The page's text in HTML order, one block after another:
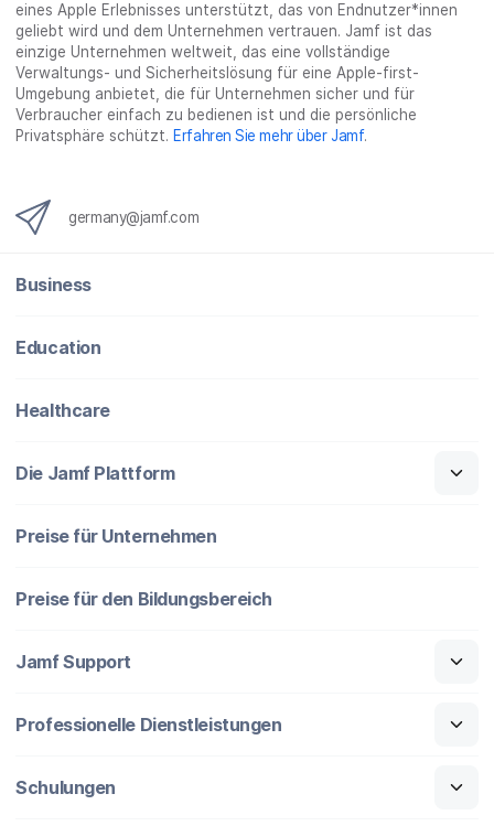
eines Apple Erlebnisses unterstützt, das von Endnutzer*innen
geliebt wird und dem Unternehmen vertrauen. Jamf ist das
einzige Unternehmen weltweit, das eine vollständige
Verwaltungs- und Sicherheitslösung für eine Apple-first-
Umgebung anbietet, die für Unternehmen sicher und für
Verbraucher einfach zu bedienen ist und die persönliche
Privatsphäre schützt. Erfahren Sie mehr über Jamf.
germany@jamf.com
Business
Education
Healthcare
Die Jamf Plattform
Preise für Unternehmen
Preise für den Bildungsbereich
Jamf Support
Professionelle Dienstleistungen
Schulungen